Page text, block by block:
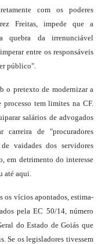
com os poderes
Freitas, impede que a
quebra da irrenunciável
entre os responsáveis
público".
o pretexto de modernizar a
processo tem limites na CF.
salários de advogados
carreira de "procuradores
vaidades dos servidores
em detrimento do interesse
até aqui.
os vícios apontados, estima-
pela EC 50/14, número
do Estado de Goiás que
Se os legisladores tivessem